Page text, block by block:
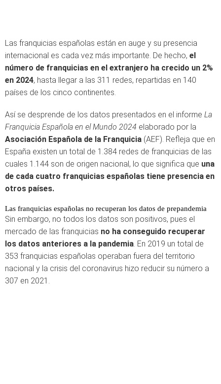
Las franquicias españolas están en auge y su presencia
internacional es cada vez más importante. De hecho, el
número de franquicias en el extranjero ha crecido un 2%
en 2024, hasta llegar a las 311 redes, repartidas en 140
países de los cinco continentes.
Así se desprende de los datos presentados en el informe La
Franquicia Española en el Mundo 2024 elaborado por la
Asociación Española de la Franquicia (AEF). Refleja que en
España existen un total de 1.384 redes de franquicias de las
cuales 1.144 son de origen nacional, lo que significa que una
de cada cuatro franquicias españolas tiene presencia en
otros países.
Las franquicias españolas no recuperan los datos de prepandemia
Sin embargo, no todos los datos son positivos, pues el
mercado de las franquicias no ha conseguido recuperar
los datos anteriores a la pandemia. En 2019 un total de
353 franquicias españolas operaban fuera del territorio
nacional y la crisis del coronavirus hizo reducir su número a
307 en 2021.